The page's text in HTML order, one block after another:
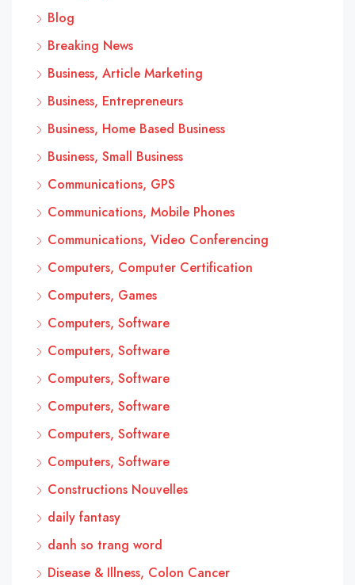
Blog
Breaking News
Business, Article Marketing
Business, Entrepreneurs
Business, Home Based Business
Business, Small Business
Communications, GPS
Communications, Mobile Phones
Communications, Video Conferencing
Computers, Computer Certification
Computers, Games
Computers, Software
Computers, Software
Computers, Software
Computers, Software
Computers, Software
Computers, Software
Constructions Nouvelles
daily fantasy
danh so trang word
Disease & Illness, Colon Cancer